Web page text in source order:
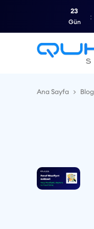
23
Gün
Ana Sayfa Blog